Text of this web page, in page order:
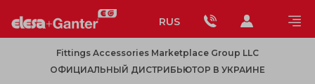
RUS
Fittings Accessories Marketplace Group LLC
ОФИЦИАЛЬНЫЙ ДИСТРИБЬЮТОР В УКРАИНЕ